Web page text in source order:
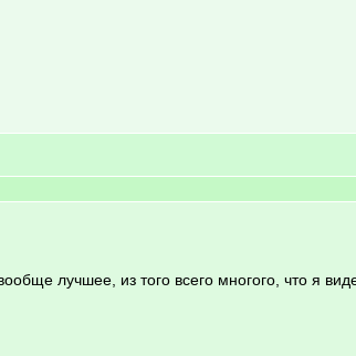
лучшее, из того всего многого, что я